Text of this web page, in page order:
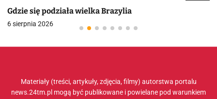
Gdzie się podziała wielka Brazylia
6 sierpnia 2026
Materiały (treści, artykuły, zdjęcia, filmy) autorstwa portalu
news.24tm.pl mogą być publikowane i powielane pod warunkiem